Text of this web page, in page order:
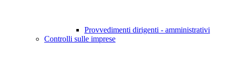
Provvedimenti dirigenti - amministrativi
Controlli sulle imprese